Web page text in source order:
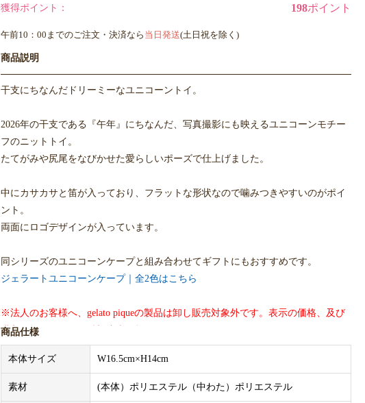
獲得ポイント： 198ポイント
午前10：00までのご注文・決済なら 当日発送(土日祝を除く)
商品説明
干支にちなんだドリーミーなユニコーントイ。
2026年の干支である『午年』にちなんだ、写真撮影にも映えるユニコーンモチー
フのニットトイ。
たてがみや尻尾をなびかせた愛らしいポーズで仕上げました。
中にカサカサと笛が入っており、フラットな形状なので噛みつきやすいのがポイ
ント。
両面にロゴデザインが入っています。
同シリーズのユニコーンケープと組み合わせてギフトにもおすすめです。
ジェラートユニコーンケープ｜全2色はこちら
※法人のお客様へ、gelato piqueの製品は卸し販売対象外です。表示の価格、及び
購入価格はメーカー希望小売価格です。
※商品画像はサンプルのため、色味やサイズ等の仕様に変更がある場合がござい
ますので、予めご了承ください。
商品仕様
本体サイズ W16.5cm×H14cm
素材 (本体）ポリエステル（中わた）ポリエステル